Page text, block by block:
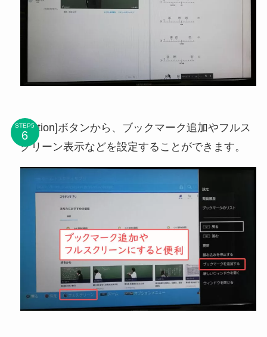
STEP5
[Option]ボタンから、ブックマーク追加やフルス
クリーン表示などを設定することができます。